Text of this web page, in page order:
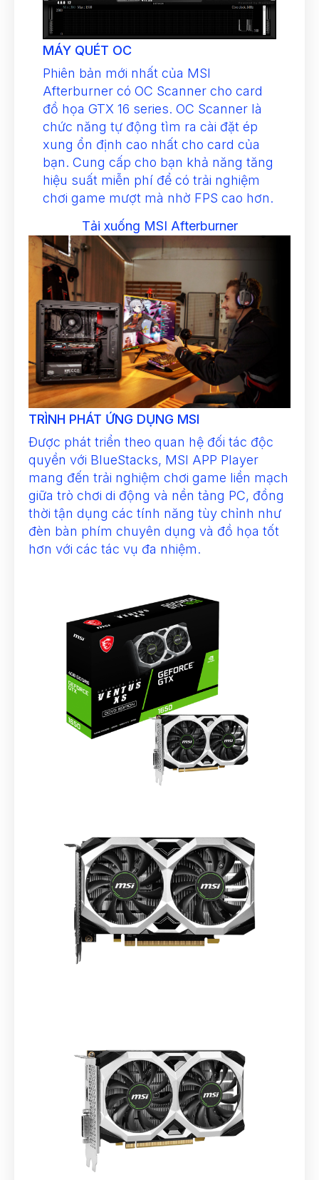
MÁY QUÉT OC
Phiên bản mới nhất của MSI
Afterburner có OC Scanner cho card
đồ họa GTX 16 series. OC Scanner là
chức năng tự động tìm ra cài đặt ép
xung ổn định cao nhất cho card của
bạn. Cung cấp cho bạn khả năng tăng
hiệu suất miễn phí để có trải nghiệm
chơi game mượt mà nhờ FPS cao hơn.
Tải xuống MSI Afterburner
TRÌNH PHÁT ỨNG DỤNG MSI
Được phát triển theo quan hệ đối tác độc
quyền với BlueStacks, MSI APP Player
mang đến trải nghiệm chơi game liền mạch
giữa trò chơi di động và nền tảng PC, đồng
thời tận dụng các tính năng tùy chỉnh như
đèn bàn phím chuyên dụng và đồ họa tốt
hơn với các tác vụ đa nhiệm.